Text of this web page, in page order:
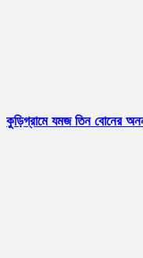
কুড়িগ্রামে যমজ তিন বোনের